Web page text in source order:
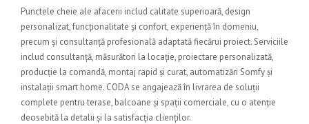
Punctele cheie ale afacerii includ calitate superioară, design
personalizat, funcționalitate și confort, experiență în domeniu,
precum și consultanță profesională adaptată fiecărui proiect. Serviciile
includ consultanță, măsurători la locație, proiectare personalizată,
producție la comandă, montaj rapid și curat, automatizări Somfy și
instalații smart home. CODA se angajează în livrarea de soluții
complete pentru terase, balcoane și spații comerciale, cu o atenție
deosebită la detalii și la satisfacția clienților.